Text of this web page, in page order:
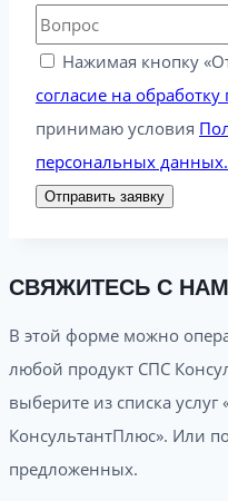
Нажимая кнопку
согласие на
принимаю условия
персональных данных.
Отправить заявку
СВЯЖИТЕСЬ С
В этой форме можно
любой продукт СПС
выберите из списка услуг
КонсультантПлюс». Или
предложенных.